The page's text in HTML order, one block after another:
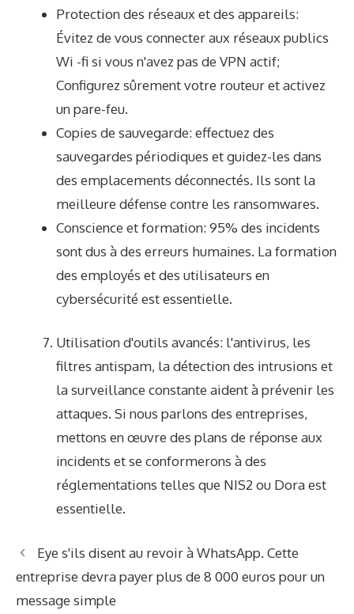
Protection des réseaux et des appareils:
Évitez de vous connecter aux réseaux publics
Wi -fi si vous n'avez pas de VPN actif;
Configurez sûrement votre routeur et activez
un pare-feu.
Copies de sauvegarde: effectuez des
sauvegardes périodiques et guidez-les dans
des emplacements déconnectés. Ils sont la
meilleure défense contre les ransomwares.
Conscience et formation: 95% des incidents
sont dus à des erreurs humaines. La formation
des employés et des utilisateurs en
cybersécurité est essentielle.
Utilisation d'outils avancés: l'antivirus, les
filtres antispam, la détection des intrusions et
la surveillance constante aident à prévenir les
attaques. Si nous parlons des entreprises,
mettons en œuvre des plans de réponse aux
incidents et se conformerons à des
réglementations telles que NIS2 ou Dora est
essentielle.
Eye s'ils disent au revoir à WhatsApp. Cette
entreprise devra payer plus de 8 000 euros pour un
message simple